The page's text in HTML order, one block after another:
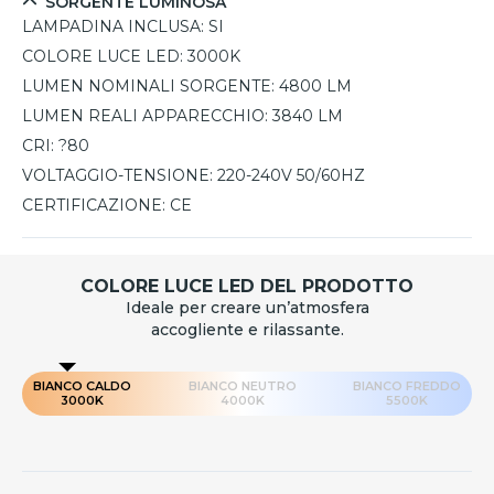
LAMPADINA INCLUSA: SI
COLORE LUCE LED: 3000K
LUMEN NOMINALI SORGENTE: 4800 LM
LUMEN REALI APPARECCHIO: 3840 LM
CRI: ?80
VOLTAGGIO-TENSIONE: 220-240V 50/60HZ
CERTIFICAZIONE: CE
COLORE LUCE LED DEL PRODOTTO
Ideale per creare un’atmosfera
accogliente e rilassante.
BIANCO CALDO
3000K
BIANCO NEUTRO
4000K
BIANCO FREDDO
5500K